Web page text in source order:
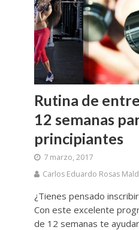
Rutina de
12 semanas
principiantes
7 marzo, 2017
Carlos Eduardo Rosas
¿Tienes pensado
Con este excelente
de 12 semanas te